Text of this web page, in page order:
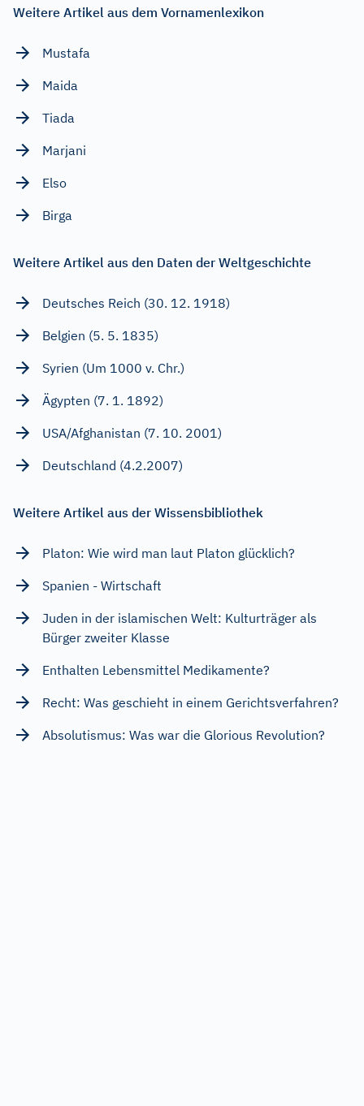
Weitere Artikel aus dem Vornamenlexikon
Mustafa
Maida
Tiada
Marjani
Elso
Birga
Weitere Artikel aus den Daten der Weltgeschichte
Deutsches Reich (30. 12. 1918)
Belgien (5. 5. 1835)
Syrien (Um 1000 v. Chr.)
Ägypten (7. 1. 1892)
USA/Afghanistan (7. 10. 2001)
Deutschland (4.2.2007)
Weitere Artikel aus der Wissensbibliothek
Platon: Wie wird man laut Platon glücklich?
Spanien - Wirtschaft
Juden in der islamischen Welt: Kulturträger als
Bürger zweiter Klasse
Enthalten Lebensmittel Medikamente?
Recht: Was geschieht in einem Gerichtsverfahren?
Absolutismus: Was war die Glorious Revolution?